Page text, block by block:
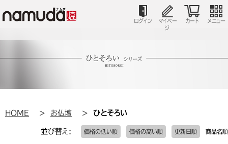
ログイン
マイペー
ジ
カート メニュー
HOME お仏壇 ひとそろい
並び替え: 価格の低い順 価格の高い順 更新日順 商品名順